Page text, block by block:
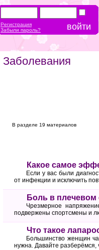
Заболевания
В разделе 19 материалов
Какое самое
Если у вас были
от инфекции и исключить
Боль в
Чрезмерное
подвержены спортсмены и
Что такое
Большинство женщин
нужна. Давайте разберёмся,
Регистрация
Забыли пароль?